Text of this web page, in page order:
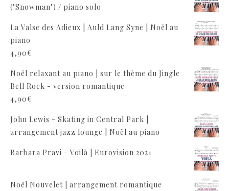
("Snowman") / piano solo
La Valse des Adieux | Auld Lang Syne | Noël au
piano
4,90€
Noël relaxant au piano | sur le thème du Jingle
Bell Rock - version romantique
4,90€
John Lewis - Skating in Central Park |
arrangement jazz lounge | Noël au piano
Barbara Pravi - Voilà | Eurovision 2021
Noël Nouvelet | arrangement romantique